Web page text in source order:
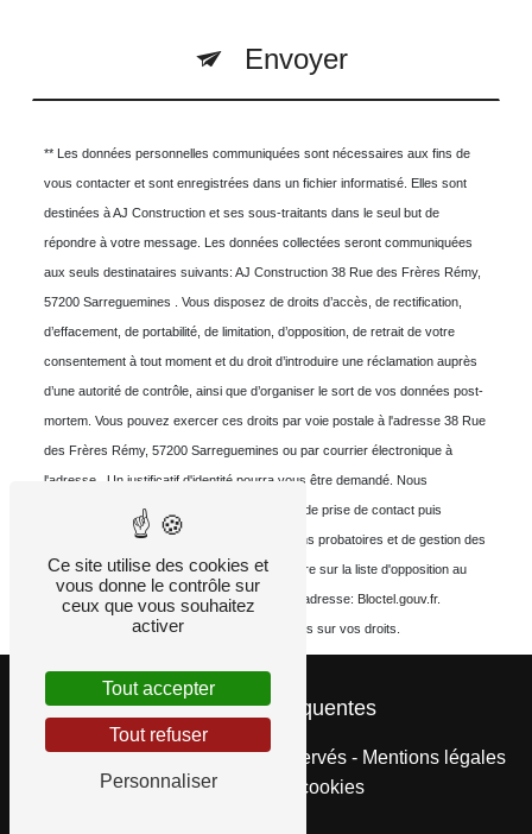
Envoyer
** Les données personnelles communiquées sont nécessaires aux fins de
vous contacter et sont enregistrées dans un fichier informatisé. Elles sont
destinées à AJ Construction et ses sous-traitants dans le seul but de
répondre à votre message. Les données collectées seront communiquées
aux seuls destinataires suivants: AJ Construction 38 Rue des Frères Rémy,
57200 Sarreguemines . Vous disposez de droits d’accès, de rectification,
d’effacement, de portabilité, de limitation, d’opposition, de retrait de votre
consentement à tout moment et du droit d’introduire une réclamation auprès
d’une autorité de contrôle, ainsi que d’organiser le sort de vos données post-
mortem. Vous pouvez exercer ces droits par voie postale à l'adresse 38 Rue
des Frères Rémy, 57200 Sarreguemines ou par courrier électronique à
l'adresse . Un justificatif d'identité pourra vous être demandé. Nous
conservons vos données pendant la période de prise de contact puis
pendant la durée de prescription légale aux fins probatoires et de gestion des
contentieux. Vous avez le droit de vous inscrire sur la liste d'opposition au
démarchage téléphonique, disponible à cette adresse: Bloctel.gouv.fr.
Consultez le site cnil.fr pour plus d’informations sur vos droits.
Recherches fréquentes
Vistalid- 2026 - Tous droits réservés - Mentions légales
-Gestion des cookies
Ce site utilise des cookies et
vous donne le contrôle sur
ceux que vous souhaitez
activer
Tout accepter
Tout refuser
Personnaliser